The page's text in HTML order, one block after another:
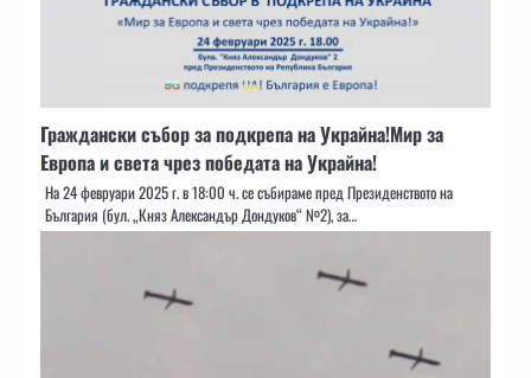
Граждански събор за подкрепа на Украйна!Мир за
Европа и света чрез победата на Украйна!
На 24 февруари 2025 г. в 18:00 ч. се събираме пред Президенството на
България (бул. „Княз Александър Дондуков“ №2), за…